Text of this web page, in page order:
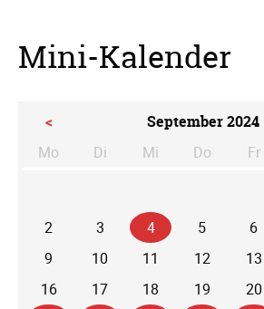
Mini-Kalender
< September 2024
Mo
Di enstagMi ttwochDo nnerstag
Fr
2
3 4 5 6
9
10 11 12 13
16
17 18 19 20